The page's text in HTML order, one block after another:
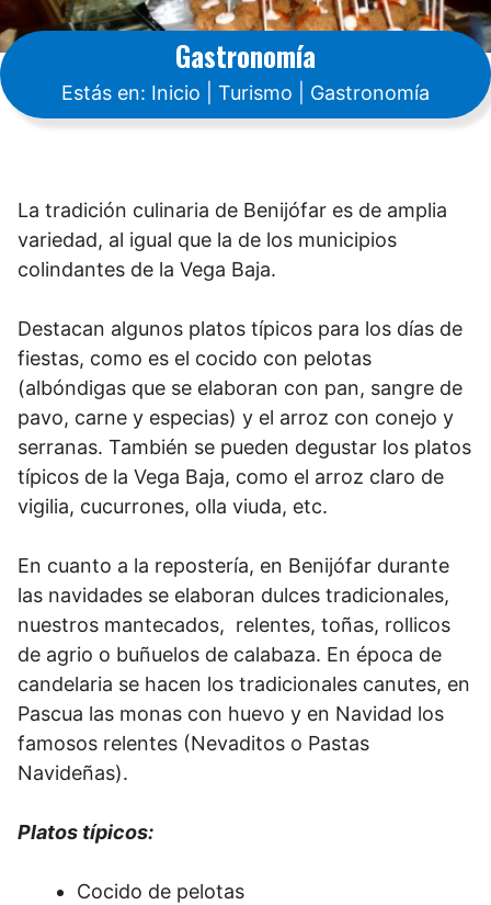
Gastronomía
Estás en: Inicio Turismo Gastronomía
La tradición culinaria de Benijófar es de amplia
variedad, al igual que la de los municipios
colindantes de la Vega Baja.
Destacan algunos platos típicos para los días de
fiestas, como es el cocido con pelotas
(albóndigas que se elaboran con pan, sangre de
pavo, carne y especias) y el arroz con conejo y
serranas. También se pueden degustar los platos
típicos de la Vega Baja, como el arroz claro de
vigilia, cucurrones, olla viuda, etc.
En cuanto a la repostería, en Benijófar durante
las navidades se elaboran dulces tradicionales,
nuestros mantecados, relentes, toñas, rollicos
de agrio o buñuelos de calabaza. En época de
candelaria se hacen los tradicionales canutes, en
Pascua las monas con huevo y en Navidad los
famosos relentes (Nevaditos o Pastas
Navideñas).
Platos típicos:
Cocido de pelotas